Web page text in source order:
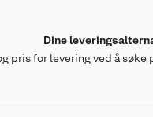
Dine
pris for levering ved å søke